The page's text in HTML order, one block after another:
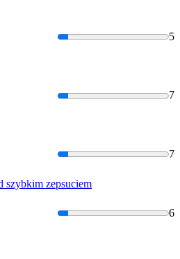
5
7
7
szybkim zepsuciem
6